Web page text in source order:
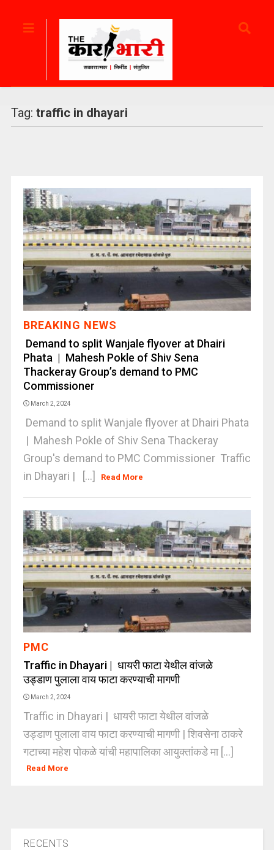
Tag: traffic in dhayari
BREAKING NEWS
Demand to split Wanjale flyover at Dhairi
Phata | Mahesh Pokle of Shiv Sena
Thackeray Group’s demand to PMC
Commissioner
March 2, 2024
Demand to split Wanjale flyover at Dhairi Phata
| Mahesh Pokle of Shiv Sena Thackeray
Group's demand to PMC Commissioner Traffic
in Dhayari | [...]
Read More
PMC
Traffic in Dhayari | धायरी फाटा येथील वांजळे
उड्डाण पुलाला वाय फाटा करण्याची मागणी
March 2, 2024
Traffic in Dhayari | धायरी फाटा येथील वांजळे
उड्डाण पुलाला वाय फाटा करण्याची मागणी | शिवसेना ठाकरे
गटाच्या महेश पोकळे यांची महापालिका आयुक्तांकडे मा [...]
Read More
RECENTS